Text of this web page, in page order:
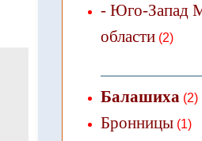
- Юго-Запад
области(2)
Балашиха(2)
Бронницы(1)